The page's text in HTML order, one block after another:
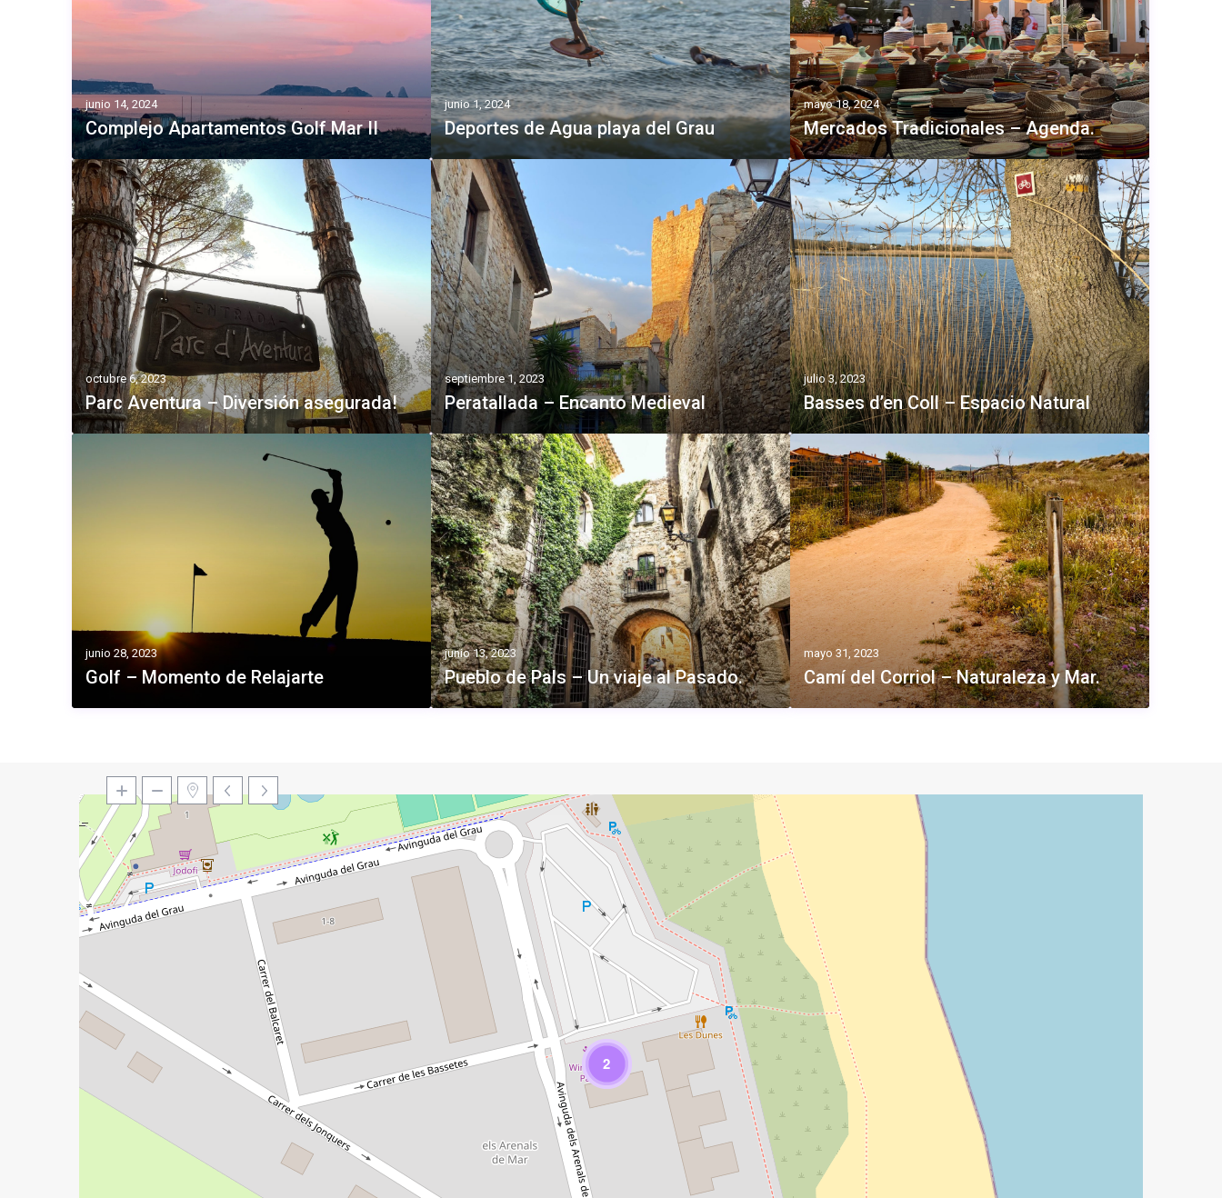
junio 14, 2024
Complejo Apartamentos Golf Mar II
junio 1, 2024
Deportes de Agua playa del Grau
mayo 18, 2024
Mercados Tradicionales – Agenda.
octubre 6, 2023
Parc Aventura – Diversión asegurada!
septiembre 1, 2023
Peratallada – Encanto Medieval
julio 3, 2023
Basses d’en Coll – Espacio Natural
junio 28, 2023
Golf – Momento de Relajarte
junio 13, 2023
Pueblo de Pals – Un viaje al Pasado.
mayo 31, 2023
Camí del Corriol – Naturaleza y Mar.
2
Loading Maps